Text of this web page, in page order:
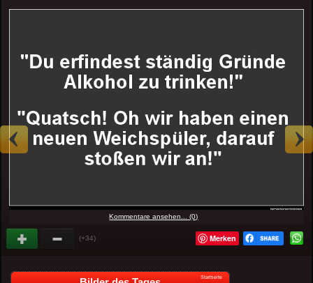
Kommentare ansehen... (0)
(+34) Merken
Startseite